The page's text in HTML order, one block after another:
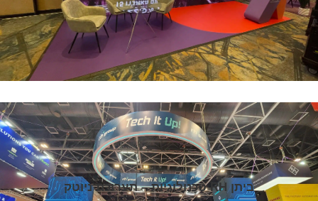
ביתן RH טכנולוגיות – תערוכת ניוטק